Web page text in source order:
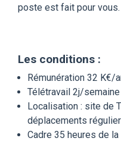
poste est fait pour vous.
Les conditions :
Rémunération 32 K€/
Télétravail 2j/semaine
Localisation : site de
déplacements
Cadre 35 heures de